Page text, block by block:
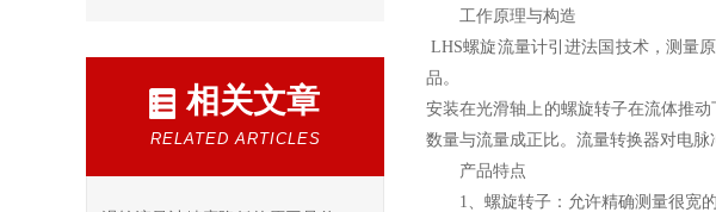
相关文章
RELATED ARTICLES
工作原理与构造
LHS螺旋流量计引进法国技术，测量
品。
安装在光滑轴上的螺旋转子在流体推
数量与流量成正比。流量转换器对电
产品特点
1、螺旋转子：允许精确测量很宽